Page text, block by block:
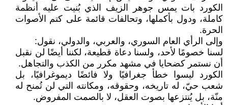
الكورد بات يمس جوهر الزيف الذي بُنيت عليه أنظمة
كاملة، ودول بأكملها، وتحالفات قائمة على كتم الأصوات
الحرة.
وإلى الرأي العام السوري، والعربي، والدولي، نقول:
لسنا خصومًا لأحد، ولسنا دعاة قطيعة، لكننا أيضًا لن نقبل
أن نستمر كضحايا في مشهد مكرر من الكذب والتجاهل.
الكورد ليسوا خطأ جغرافيًا ولا فائضًا ديموغرافيًا، بل
شعب حيّ، له تاريخه، وحقوقه، ومكانته التي لن تُمنح له
منّة، بل يُنتزعها بصوت العقل، لا بالصمت المفروض.